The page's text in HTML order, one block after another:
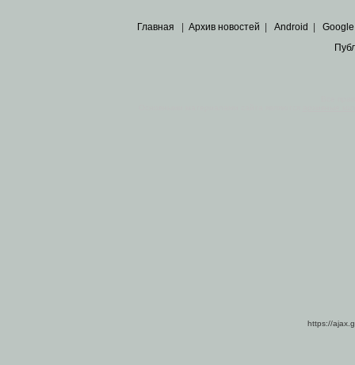
Главная Архив новостей Android Google
https://